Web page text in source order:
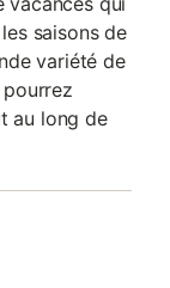
saisons de
variété de
au long de